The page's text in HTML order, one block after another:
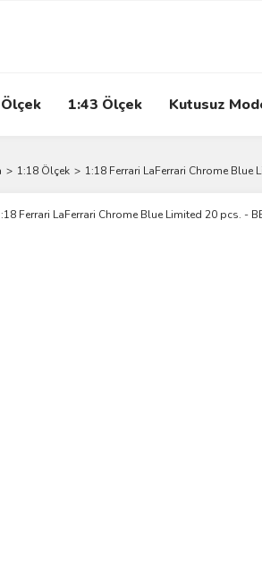
1:43 Ölçek Kutusuz
1:18 Ölçek 1:18 Ferrari LaFerrari Chrome